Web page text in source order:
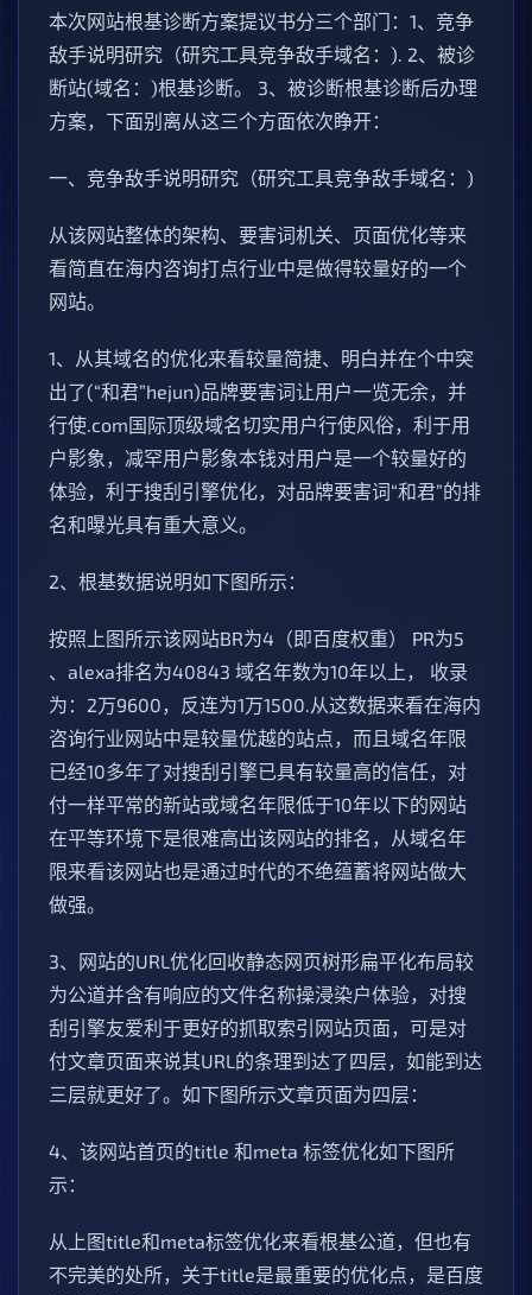
本次网站根基诊断方案提议书分三个部门：1、竞争
敌手说明研究（研究工具竞争敌手域名：). 2、被诊
断站(域名：)根基诊断。 3、被诊断根基诊断后办理
方案，下面别离从这三个方面依次睁开：
一、竞争敌手说明研究（研究工具竞争敌手域名：)
从该网站整体的架构、要害词机关、页面优化等来
看简直在海内咨询打点行业中是做得较量好的一个
网站。
1、从其域名的优化来看较量简捷、明白并在个中突
出了(“和君”hejun)品牌要害词让用户一览无余，并
行使.com国际顶级域名切实用户行使风俗，利于用
户影象，减罕用户影象本钱对用户是一个较量好的
体验，利于搜刮引擎优化，对品牌要害词“和君”的排
名和曝光具有重大意义。
2、根基数据说明如下图所示：
按照上图所示该网站BR为4（即百度权重） PR为5
、alexa排名为40843 域名年数为10年以上， 收录
为：2万9600，反连为1万1500.从这数据来看在海内
咨询行业网站中是较量优越的站点，而且域名年限
已经10多年了对搜刮引擎已具有较量高的信任，对
付一样平常的新站或域名年限低于10年以下的网站
在平等环境下是很难高出该网站的排名，从域名年
限来看该网站也是通过时代的不绝蕴蓄将网站做大
做强。
3、网站的URL优化回收静态网页树形扁平化布局较
为公道并含有响应的文件名称操浸染户体验，对搜
刮引擎友爱利于更好的抓取索引网站页面，可是对
付文章页面来说其URL的条理到达了四层，如能到达
三层就更好了。如下图所示文章页面为四层：
4、该网站首页的title 和meta 标签优化如下图所
示：
从上图title和meta标签优化来看根基公道，但也有
不完美的处所，关于title是最重要的优化点，是百度